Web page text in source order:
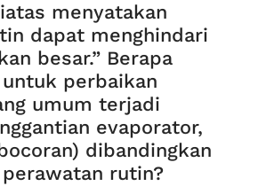
menyatakan
dapat menghindari
besar.” Berapa
perbaikan
umum terjadi
evaporator,
dibandingkan
rutin?